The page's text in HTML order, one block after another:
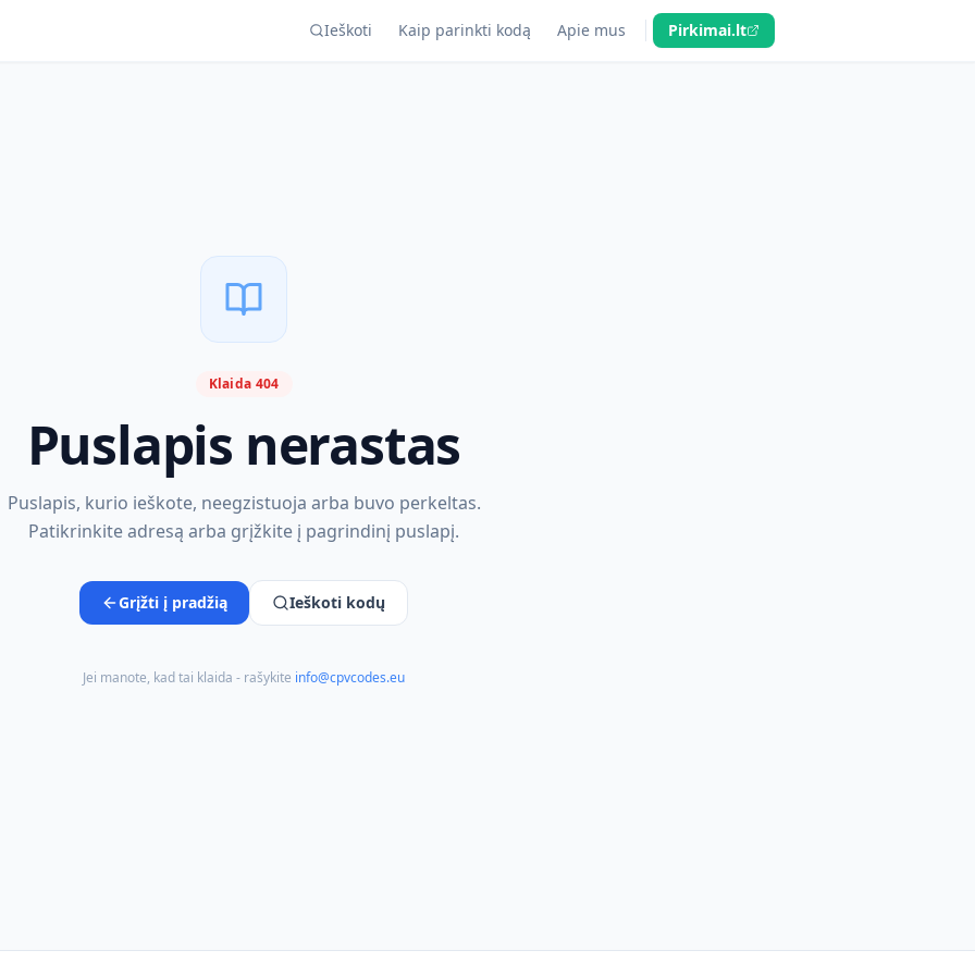
Ieškoti Kaip parinkti kodą Apie mus Pirkimai.lt
Klaida 404
Puslapis nerastas
Puslapis, kurio ieškote, neegzistuoja arba buvo perkeltas.
Patikrinkite adresą arba grįžkite į pagrindinį puslapį.
Grįžti į pradžią Ieškoti kodų
Jei manote, kad tai klaida - rašykite info@cpvcodes.eu